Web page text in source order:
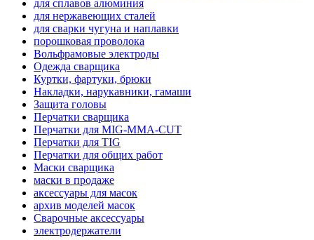
для сплавов алюминия
для нержавеющих сталей
для сварки чугуна и наплавки
порошковая проволока
Вольфрамовые электроды
Одежда сварщика
Куртки, фартуки, брюки
Накладки, нарукавники, гамаши
Защита головы
Перчатки сварщика
Перчатки для MIG-MMA-CUT
Перчатки для TIG
Перчатки для общих работ
Маски сварщика
маски в продаже
аксессуары для масок
архив моделей масок
Сварочные аксессуары
электродержатели